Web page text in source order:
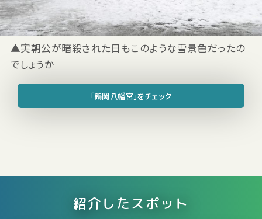
▲実朝公が暗殺された日もこのような雪景色だったの
でしょうか
「鶴岡八幡宮」をチェック
紹介したスポット